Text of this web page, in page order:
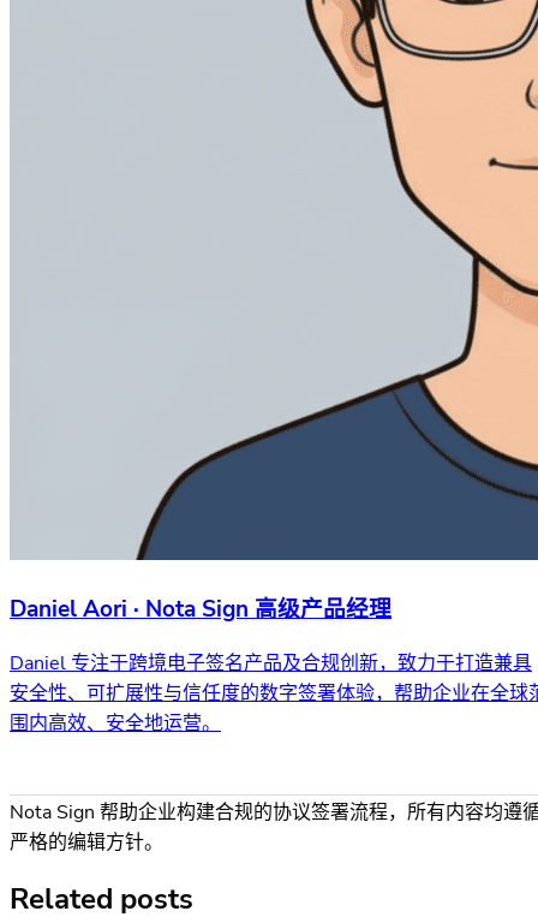
Daniel Aori · Nota Sign 高级产品经理
Daniel 专注于跨境电子签名产品及合规创新，致力于打造兼具
安全性、可扩展性与信任度的数字签署体验，帮助企业在全球
围内高效、安全地运营。
Nota Sign 帮助企业构建合规的协议签署流程，所有内容均遵
严格的编辑方针。
Related posts